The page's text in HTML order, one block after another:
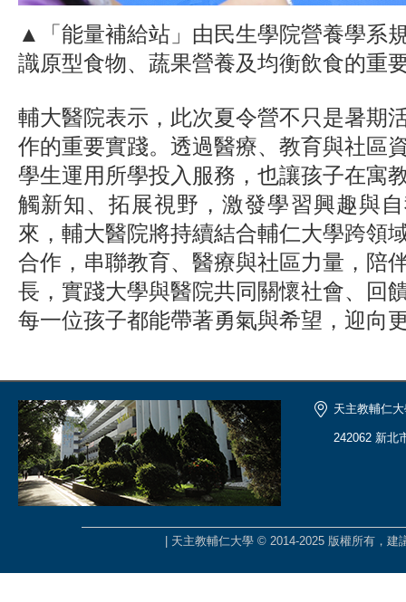
▲「能量補給站」由民生學院營養學系
識原型食物、蔬果營養及均衡飲食的重
輔大醫院表示，此次夏令營不只是暑期
作的重要實踐。透過醫療、教育與社區
學生運用所學投入服務，也讓孩子在寓
觸新知、拓展視野，激發學習興趣與
來，輔大醫院將持續結合輔仁大學跨領
合作，串聯教育、醫療與社區力量，陪
長，實踐大學與醫院共同關懷社會、回
每一位孩子都能帶著勇氣與希望，迎向
天主教輔仁
242062 新北
| 天主教輔仁大學 © 2014-2025 版權所有，